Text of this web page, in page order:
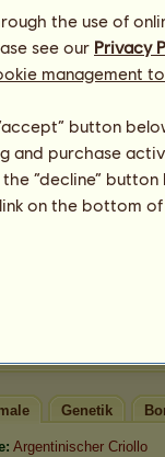
Gesundheit
Moral
Genetik
Argentinischer Criollo
the use of
see our Privacy
management
button
and purchase
“decline”
on the bottom